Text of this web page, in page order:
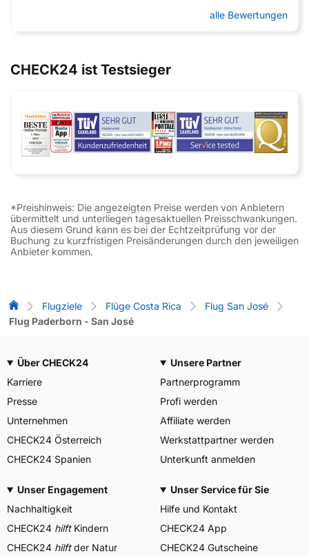
alle Bewertungen
CHECK24 ist Testsieger
*Preishinweis: Die angezeigten Preise werden von Anbietern
übermittelt und unterliegen tagesaktuellen Preisschwankungen.
Aus diesem Grund kann es bei der Echtzeitprüfung vor der
Buchung zu kurzfristigen Preisänderungen durch den jeweiligen
Anbieter kommen.
Flug-Vergleich
Flugziele Flüge Costa Rica
Flug San José
Flug Paderborn - San José
Über CHECK24
Karriere
Presse
Unternehmen
CHECK24 Österreich
CHECK24 Spanien
Unsere Partner
Partnerprogramm
Profi werden
Affiliate werden
Werkstattpartner werden
Unterkunft anmelden
Unser Engagement
Nachhaltigkeit
CHECK24 hilftKindern
CHECK24 hilftder Natur
Unser Service für Sie
Hilfe und Kontakt
CHECK24 App
CHECK24 Gutscheine